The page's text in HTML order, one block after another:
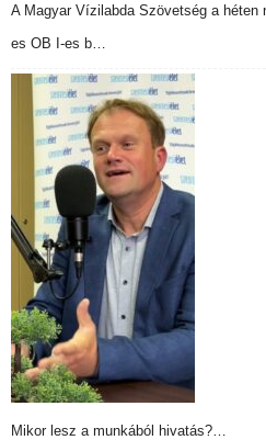
A Magyar Vízilabda Szövetség a héten
es OB I-es b…
Mikor lesz a munkából hivatás?…